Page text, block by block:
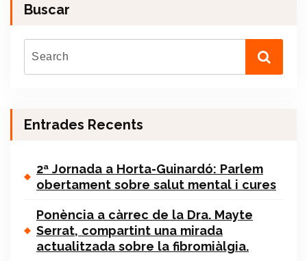
Buscar
Entrades Recents
2ª Jornada a Horta-Guinardó: Parlem
obertament sobre salut mental i cures
Ponència a càrrec de la Dra. Mayte
Serrat, compartint una mirada
actualitzada sobre la fibromiàlgia.